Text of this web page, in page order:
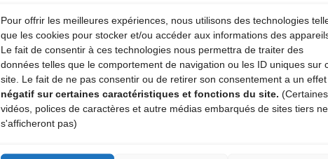
Pour offrir les meilleures expériences, nous utilisons des technologies
que les cookies pour stocker et/ou accéder aux informations des
Le fait de consentir à ces technologies nous permettra de traiter des
données telles que le comportement de navigation ou les ID uniques sur
site. Le fait de ne pas consentir ou de retirer son consentement a un effet
négatif sur certaines caractéristiques et fonctions du site. (Certaines
vidéos, polices de caractères et autre médias embarqués de sites tiers ne
s'afficheront pas)